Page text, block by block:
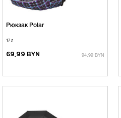
Рюкзак Polar
17 л
69,99 BYN 94,99 BYN